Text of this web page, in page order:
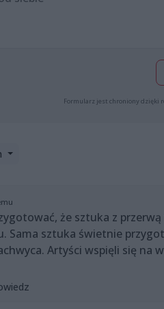
Formularz jest chroniony dzięki
że sztuka z
Sama sztuka świetnie
Artyści wspięli się na